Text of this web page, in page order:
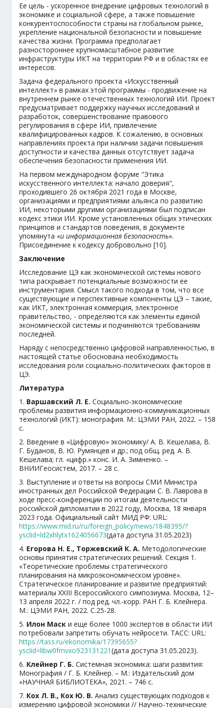
Ее цель - ускоренное внедрение цифровых технологий в
экономике и социальной сфере, а также повышение
конкурентоспособности страны на глобальном рынке,
укрепление национальной безопасности и повышение
качества жизни. Программа предполагает
разностороннее крупномасштабное развитие
инфраструктуры ИКТ на территории РФ и в областях ее
интересов.
Задача федерального проекта «Искусственный
интеллект» в рамках этой программы - продвижение на
внутреннем рынке отечественных технологий ИИ. Проект
предусматривает поддержку научных исследований и
разработок, совершенствование правового
регулирования в сфере ИИ, привлечение
квалифицированных кадров. К сожалению, в основных
направлениях проекта при наличии задачи повышения
доступности и качества данных отсутствует задача
обеспечения безопасности применения ИИ.
На первом международном форуме "Этика
искусственного интеллекта: начало доверия",
проходившего 26 октября 2021 года в Москве,
организациями и предприятиями альянса по развитию
ИИ, некоторыми другими организациями был подписан
кодекс этики ИИ. Кроме установленных общих этических
принципов и стандартов поведения, в документе
упомянута «и информационная безопасность».
Присоединение к кодексу добровольно [10].
Заключение
Исследование ЦЭ как экономической системы нового
типа раскрывает потенциальные возможности ее
инструментария. Смысл такого подхода в том, что все
существующие и перспективные компоненты ЦЭ – такие,
как ИКТ, электронная коммерция, электронное
правительство, - определяются как элементы единой
экономической системы и подчиняются требованиям
последней.
Наряду с непосредственно цифровой направленностью, в
настоящей статье обоснована необходимость
исследования роли социально-политических факторов в
ЦЭ.
Литература
1. Варшавский Л. Е. Социально-экономические
проблемы развития информационно-коммуникационных
технологий (ИКТ): монография. М.: ЦЭМИ РАН, 2022. – 158
с.
2. Введение в «Цифровую» экономику/ А. В. Кешелава, В.
Г. Буданов, В. Ю. Румянцев и др.; под общ. ред. А. В.
Кешелава; гл. «цифр.» конс. И. А. Зимненко. –
ВНИИГеосистем, 2017. – 28 с.
3. Выступление и ответы на вопросы СМИ Министра
иностранных дел Российской Федерации С. В. Лаврова в
ходе пресс-конференции по итогам деятельности
российской дипломатии в 2022 году, Москва, 18 января
2023 года. Официальный сайт МИД РФ: URL:
https://www.mid.ru/ru/foreign_policy/news/1848395/?
ysclid=ld2xhlytx1624056673(дата доступа 31.05.2023)
4. Егорова Н. Е., Торжевский К. А. Методологические
основы принятия стратегических решений. Секция 1.
«Теоретические проблемы стратегического
планирования на микроэкономическом уровне».
Стратегическое планирование и развитие предприятий:
материалы ХХIII Всероссийского симпозиума. Москва, 12–
13 апреля 2022 г. / под ред. чл.-корр. РАН Г. Б. Клейнера.
М.: ЦЭМИ РАН, 2022. C.25-28.
5. Илон Маск и еще более 1000 экспертов в области ИИ
потребовали запретить обучать нейросети. ТАСС: URL:
https://tass.ru/ekonomika/17395655?
ysclid=libw0fmvxo923131221(дата доступа 31.05.2023).
6. Клейнер Г. Б. Системная экономика: шаги развития:
Монография / Г. Б. Клейнер. – М.: Издательский дом
«НАУЧНАЯ БИБЛИОТЕКА», 2021. – 746 с.
7. Кох Л. В., Кох Ю. В. Анализ существующих подходов к
измерению цифровой экономики // Научно-технические